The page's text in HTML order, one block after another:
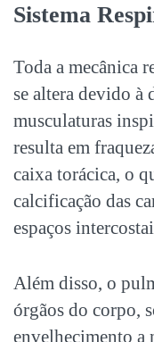
Sistema
Toda a mecânica
se altera devido à
musculaturas
resulta em
caixa torácica, o
calcificação das
espaços
Além disso, o
órgãos do corpo,
envelhecimento a